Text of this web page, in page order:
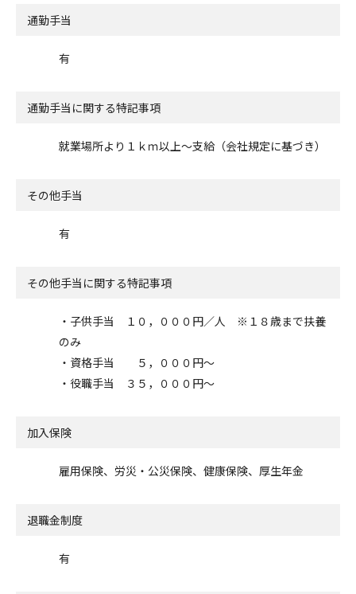
通勤手当
有
通勤手当に関する特記事項
就業場所より１ｋｍ以上～支給（会社規定に基づき）
その他手当
有
その他手当に関する特記事項
・子供手当 １０，０００円／人 ※１８歳まで扶養
のみ
・資格手当 ５，０００円～
・役職手当 ３５，０００円～
加入保険
雇用保険、労災・公災保険、健康保険、厚生年金
退職金制度
有